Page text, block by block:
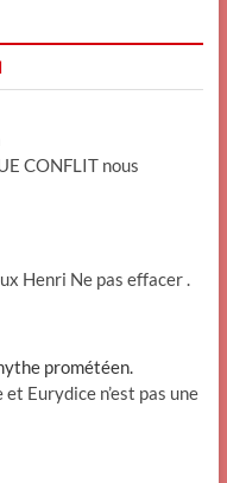
CONFLIT nous
Henri Ne pas effacer .
prométéen.
Eurydice n’est pas une